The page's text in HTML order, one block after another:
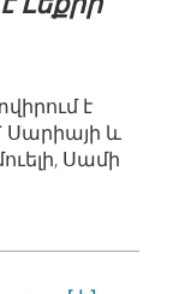
է
Սարիայի և
Սամի